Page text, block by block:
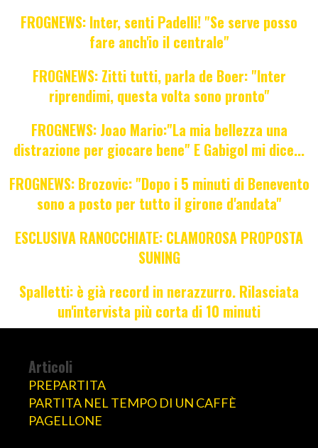
FROGNEWS: Inter, senti Padelli! "Se serve posso
fare anch'io il centrale"
FROGNEWS: Zitti tutti, parla de Boer: "Inter
riprendimi, questa volta sono pronto"
FROGNEWS: Joao Mario:"La mia bellezza una
distrazione per giocare bene" E Gabigol mi dice...
FROGNEWS: Brozovic: "Dopo i 5 minuti di Benevento
sono a posto per tutto il girone d'andata"
ESCLUSIVA RANOCCHIATE: CLAMOROSA PROPOSTA
SUNING
Spalletti: è già record in nerazzurro. Rilasciata
un'intervista più corta di 10 minuti
Articoli
PREPARTITA
PARTITA NEL TEMPO DI UN CAFFÈ
PAGELLONE